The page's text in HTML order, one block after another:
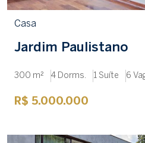
Casa
Jardim Paulistano
300 m² 4 Dorms. 1 Suíte 6
R$ 5.000.000